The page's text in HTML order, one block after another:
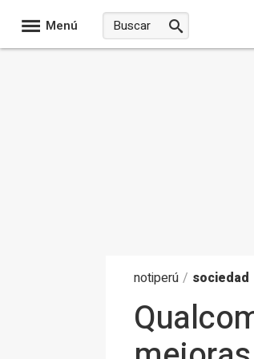
Menú
notiperú / sociedad